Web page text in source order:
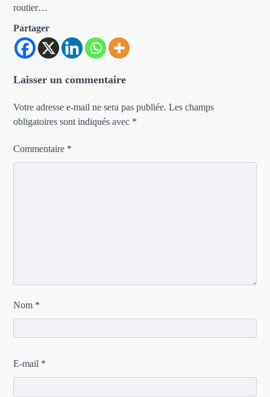
routier…
Partager
Laisser un commentaire
Votre adresse e-mail ne sera pas publiée. Les champs
obligatoires sont indiqués avec *
Commentaire *
Nom *
E-mail *